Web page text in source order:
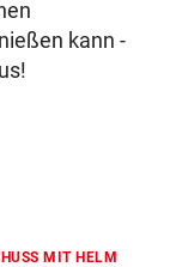
kann -
MIT HELM